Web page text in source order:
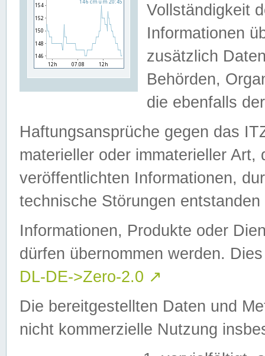
Vollständigkeit
Informationen
zusätzlich
Behörden,
die ebenfalls
Haftungsansprüche gegen das
materieller oder immaterieller
veröffentlichten Informationen,
technische Störungen
Informationen, Produkte oder
dürfen übernommen werden.
DL-DE->Zero-2.0 ↗
Die bereitgestellten Daten und
nicht kommerzielle Nutzung